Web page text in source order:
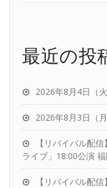
最近の投
2026年8月4日（
2026年8月3日（
【リバイバル配
ライブ」18:00公演
【リバイバル配